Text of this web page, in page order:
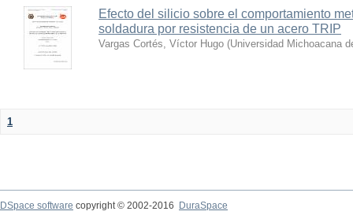
Efecto del silicio sobre el comportamiento
soldadura por resistencia de un acero TRIP
Vargas Cortés, Víctor Hugo (Universidad Michoacana
1
DSpace software copyright © 2002-2016
DuraSpace